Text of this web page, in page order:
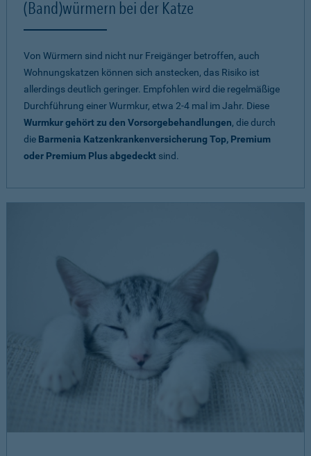
(Band)würmern bei der Katze
Von Würmern sind nicht nur Freigänger betroffen, auch
Wohnungskatzen können sich anstecken, das Risiko ist
allerdings deutlich geringer. Empfohlen wird die regelmäßige
Durchführung einer Wurmkur, etwa 2-4 mal im Jahr. Diese
Wurmkur gehört zu den Vorsorgebehandlungen, die durch
die Barmenia Katzenkrankenversicherung Top, Premium
oder Premium Plus abgedeckt sind.